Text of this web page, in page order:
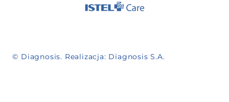
© Diagnosis. Realizacja: Diagnosis S.A.